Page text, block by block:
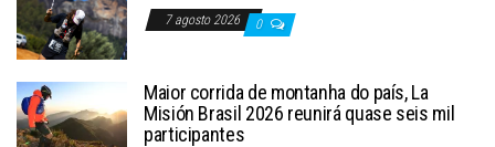
7 agosto 2026 0
Maior corrida de montanha do país, La
Misión Brasil 2026 reunirá quase seis mil
participantes